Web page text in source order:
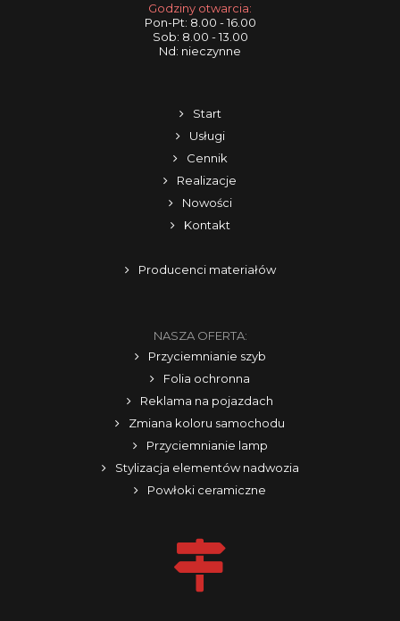
Godziny otwarcia:
Pon-Pt: 8.00 - 16.00
Sob: 8.00 - 13.00
Nd: nieczynne
Start
Usługi
Cennik
Realizacje
Nowości
Kontakt
Producenci materiałów
NASZA OFERTA:
Przyciemnianie szyb
Folia ochronna
Reklama na pojazdach
Zmiana koloru samochodu
Przyciemnianie lamp
Stylizacja elementów nadwozia
Powłoki ceramiczne